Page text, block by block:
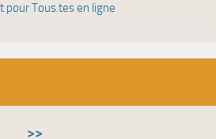
pour Tous.tes en ligne
>>